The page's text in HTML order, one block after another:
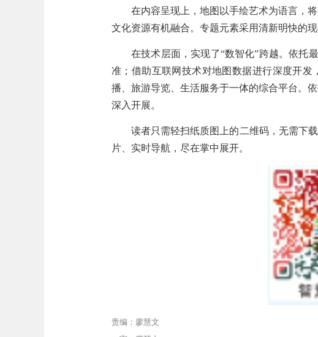
在内容呈现上，地图以手绘艺术为语言，
文化资源有机融合。专题元素采用清新明快的
在技术层面，实现了“数智化”跨越。依托
准；借助互联网技术对地图数据进行深度开
播、旅游导览、生活服务于一体的综合平台。
深入开展。
读者只需轻扫纸质图上的二维码，无需下
片、实时导航，尽在掌中展开。
责编：廖慧文